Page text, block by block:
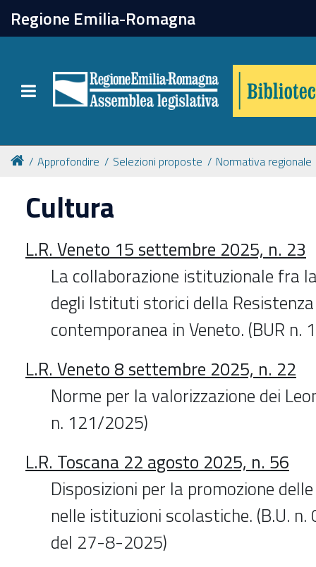
Regione Emilia-Romagna
Toggle navigation
chiudi
Catalogo online
Collezioni
Per approfondire
Appuntamenti
Prenotazione spazi
Approfondire Selezioni proposte Normativa regionale
Cultura
L.R. Veneto 15 settembre 2025, n. 23
La collaborazione istituzionale fra
degli Istituti storici della
contemporanea in Veneto. (BUR n.
L.R. Veneto 8 settembre 2025, n. 22
Norme per la valorizzazione dei
n. 121/2025)
L.R. Toscana 22 agosto 2025, n. 56
Disposizioni per la promozione
nelle istituzioni scolastiche. (B.U.
del 27-8-2025)